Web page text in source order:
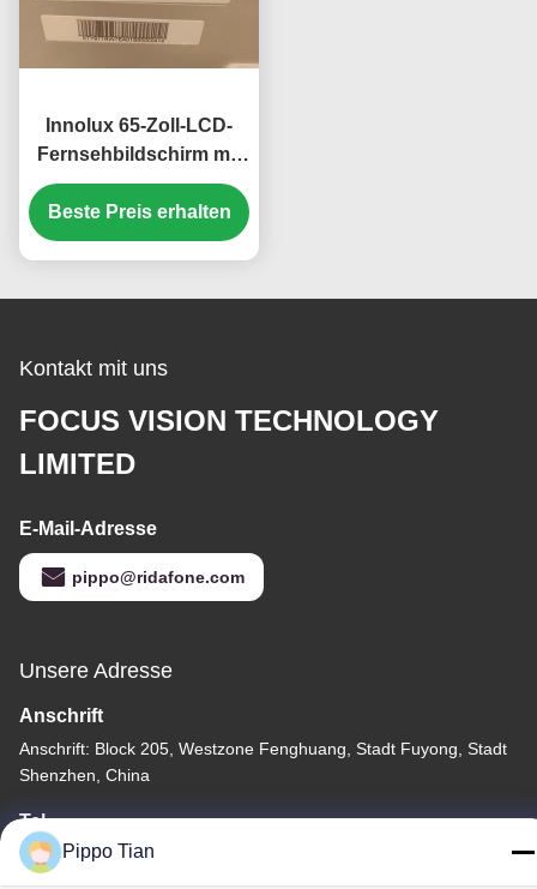
Innolux 65-Zoll-LCD-
Fernsehbildschirm mit
3140*2160 Pixeln und
RGB-LED-
Fernsehmodul
Beste Preis erhalten
Kontakt mit uns
FOCUS VISION TECHNOLOGY
LIMITED
E-Mail-Adresse
pippo@ridafone.com
Unsere Adresse
Anschrift
Anschrift: Block 205, Westzone Fenghuang, Stadt Fuyong, Stadt
Shenzhen, China
Tel.
86--13590447319
Pippo Tian